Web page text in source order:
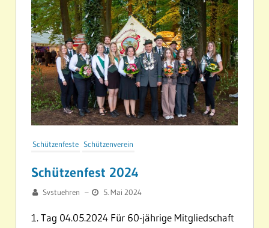
Schützenfeste Schützenverein
Schützenfest 2024
Svstuehren – 5. Mai 2024
1. Tag 04.05.2024 Für 60-jährige Mitgliedschaft